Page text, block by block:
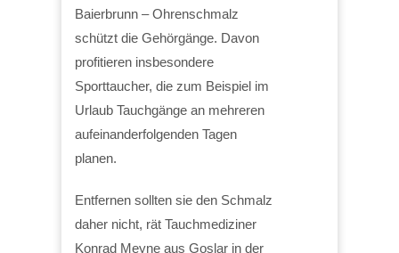
Baierbrunn – Ohrenschmalz
schützt die Gehörgänge. Davon
profitieren insbesondere
Sporttaucher, die zum Beispiel im
Urlaub Tauchgänge an mehreren
aufeinanderfolgenden Tagen
planen.
Entfernen sollten sie den Schmalz
daher nicht, rät Tauchmediziner
Konrad Meyne aus Goslar in der